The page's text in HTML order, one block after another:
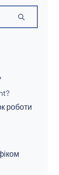
роботи